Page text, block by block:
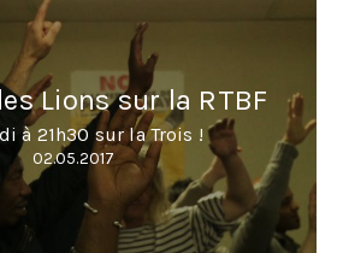
Lions sur la RTBF
à 21h30 sur la Trois !
02.05.2017